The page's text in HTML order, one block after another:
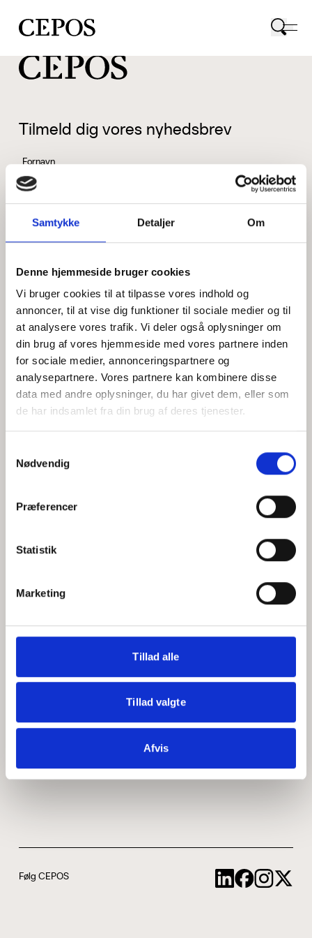
Samtykke Detaljer Om
Denne hjemmeside bruger cookies
Vi bruger cookies til at tilpasse vores indhold og
annoncer, til at vise dig funktioner til sociale medier og til
at analysere vores trafik. Vi deler også oplysninger om
din brug af vores hjemmeside med vores partnere inden
for sociale medier, annonceringspartnere og
analysepartnere. Vores partnere kan kombinere disse
data med andre oplysninger, du har givet dem, eller som
de har indsamlet fra din brug af deres tjenester.
Nødvendig
Præferencer
Statistik
Marketing
Tillad alle
Tillad valgte
Afvis
CEPOS logo
Tilmeld dig vores nyhedsbrev
Fornavn
Efternavn
Jeg accepterer behandlingen af mine personoplysninger i
henhold tilprivatlivspolitikken
Hvem er CEPOS
Medarbejdere
ABCepos
Podcast
Følg CEPOS